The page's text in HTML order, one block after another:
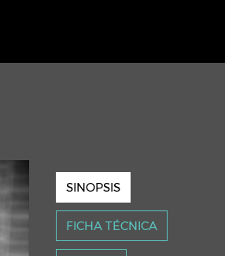
SINOPSIS
FICHA TÉCNICA